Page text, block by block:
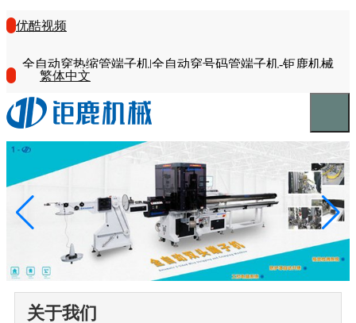
优酷视频
全自动穿热缩管端子机|全自动穿号码管端子机-钜鹿机械
繁体中文
关于我们